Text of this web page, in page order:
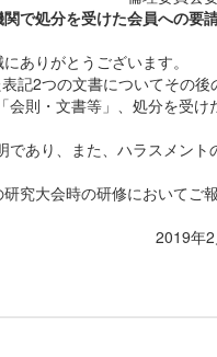
で処分を受けた会員への要
ありがとうございます。
記2つの文書についてその
則・文書等」、処分を受
あり、また、ハラスメン
究大会時の研修においてご
21